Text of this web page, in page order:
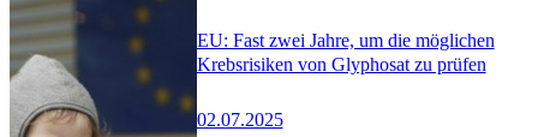
EU: Fast zwei Jahre, um die möglichen
Krebsrisiken von Glyphosat zu prüfen
02.07.2025